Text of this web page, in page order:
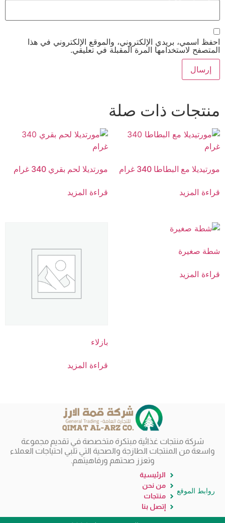
احفظ اسمي، بريدي الإلكتروني، والموقع الإلكتروني في هذا
المتصفح لاستخدامها المرة المقبلة في تعليقي.
منتجات ذات صلة
مورتيديلا مع البطاطا 340 غرام
قراءة المزيد
مورتديلا لحم بقري 340 غرام
قراءة المزيد
شطة صغيرة
قراءة المزيد
بازلاء
قراءة المزيد
شركة منتجات غذائية مبتكرة متخصصة في تقديم مجموعة
واسعة من المنتجات الطازجة والصحية التي تلبي احتياجات العملاء
وتعزز صحتهم ورفاهيتهم.
روابط الموقع
الرئيسية
من نحن
منتجات
إتصل بنا